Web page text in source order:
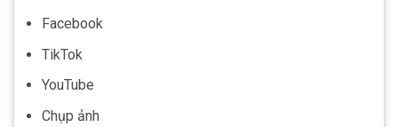
Facebook
TikTok
YouTube
Chụp ảnh